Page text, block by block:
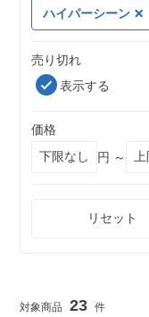
ハイパーシーン
売り切れ
表示する
価格
円 ～
リセット
23